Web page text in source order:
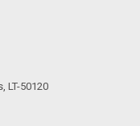
LT-50120